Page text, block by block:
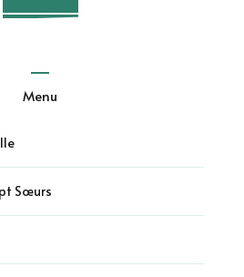
Menu
Sœurs